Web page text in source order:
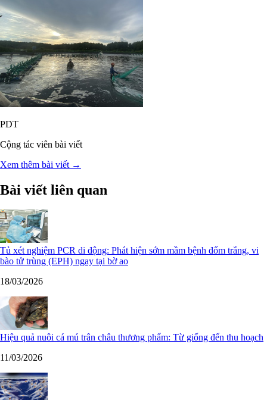
PDT
Cộng tác viên bài viết
Xem thêm bài viết →
Bài viết liên quan
Tủ xét nghiệm PCR di động: Phát hiện sớm mầm bệnh đốm trắng, vi
bào tử trùng (EPH) ngay tại bờ ao
18/03/2026
Hiệu quả nuôi cá mú trân châu thương phẩm: Từ giống đến thu hoạch
11/03/2026